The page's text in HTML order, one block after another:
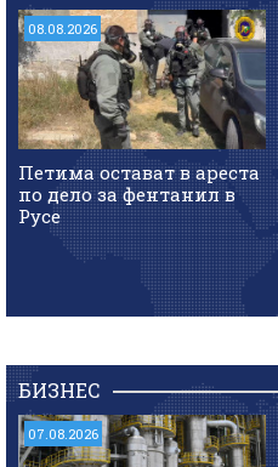
08.08.2026
Петима остават в ареста
по дело за фентанил в
Русе
БИЗНЕС
07.08.2026